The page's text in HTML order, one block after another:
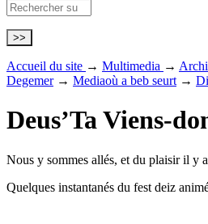
Accueil du site → Multimedia →
Degemer→ Mediaoù a beb seurt →
Deus’TaViens-
Nous y sommes allés, et du plaisir il y
Quelques instantanés du fest deiz